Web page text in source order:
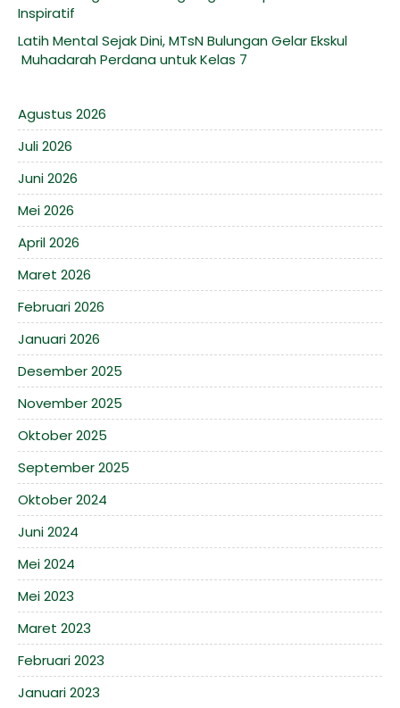
Inspiratif
Latih Mental Sejak Dini, MTsN Bulungan Gelar Ekskul
Muhadarah Perdana untuk Kelas 7
Agustus 2026
Juli 2026
Juni 2026
Mei 2026
April 2026
Maret 2026
Februari 2026
Januari 2026
Desember 2025
November 2025
Oktober 2025
September 2025
Oktober 2024
Juni 2024
Mei 2024
Mei 2023
Maret 2023
Februari 2023
Januari 2023